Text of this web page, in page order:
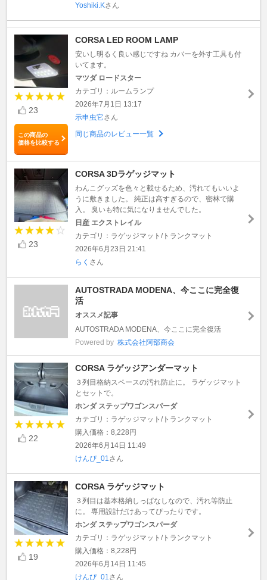
Yoshiki.Kさん
23
この商品の
価格を比較する
CORSA LED ROOM LAMP
安いし明るく良い感じですね カバーを外す工具も付
いてます。
マツダ ロードスター
カテゴリ：ルームランプ
2026年7月1日 13:17
示申虫它さん
同じ商品のレビュー一覧
23
CORSA 3Dラゲッジマット
わんこグッズを色々と載せるため、汚れてもいいよ
うに敷きました。 純正は高すぎるので、密林で購
入。 臭いも特に気になりませんでした。
日産 エクストレイル
カテゴリ：ラゲッジマット/トランクマット
2026年6月23日 21:41
らく さん
AUTOSTRADA MODENA、今ここに完全復
活
オススメ記事
AUTOSTRADA MODENA、今ここに完全復活
Powered by 株式会社阿部商会
22
CORSA ラゲッジアンダーマット
３列目格納スペースの汚れ防止に。 ラゲッジマット
とセットで。
ホンダ ステップワゴンスパーダ
カテゴリ：ラゲッジマット/トランクマット
購入価格：8,228円
2026年6月14日 11:49
けんぴ_01 さん
19
CORSA ラゲッジマット
３列目は基本格納しっぱなしなので、汚れ等防止
に。 専用設計だけあってぴったりです。
ホンダ ステップワゴンスパーダ
カテゴリ：ラゲッジマット/トランクマット
購入価格：8,228円
2026年6月14日 11:45
けんぴ_01 さん